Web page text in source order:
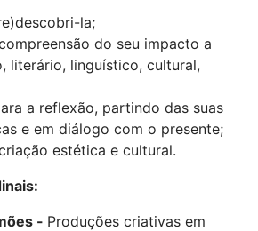
la;
do seu impacto a
literário, linguístico, cultural,
a reflexão, partindo das suas
e em diálogo com o presente;
estética e cultural.
- Produções criativas em